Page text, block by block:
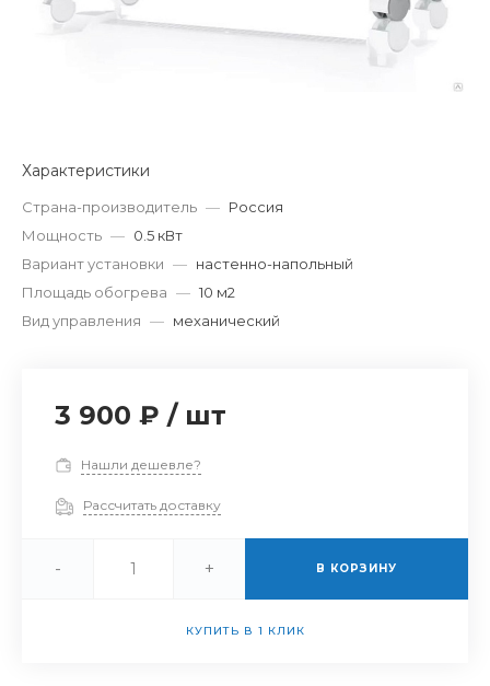
Характеристики
Страна-производитель — Россия
Мощность — 0.5 кВт
Вариант установки — настенно-напольный
Площадь обогрева — 10 м2
Вид управления — механический
3 900 ₽ / шт
Нашли дешевле?
Рассчитать доставку
- + В КОРЗИНУ
КУПИТЬ В 1 КЛИК